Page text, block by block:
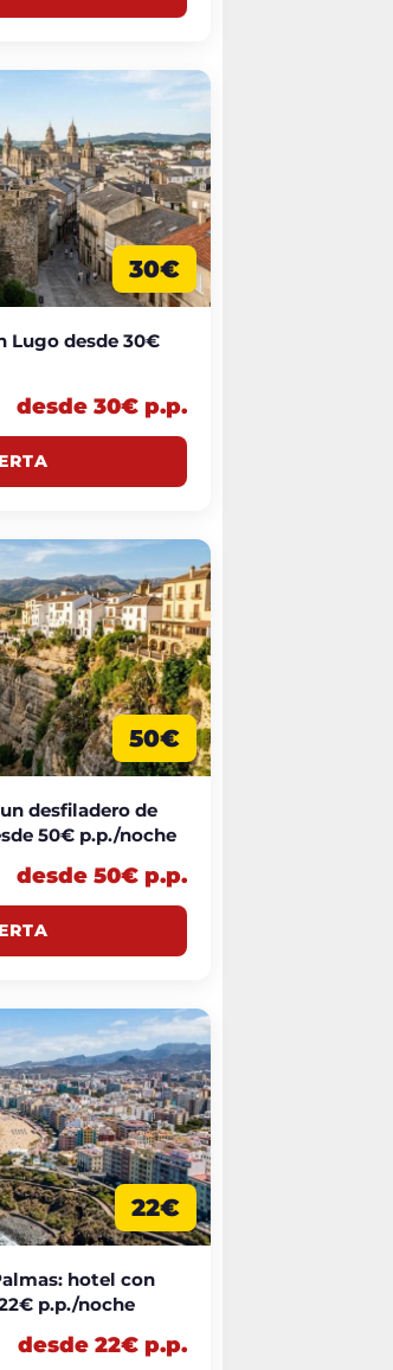
30€
Lugo desde 30€
desde 30€ p.p.
50€
desfiladero de
50€ p.p./noche
desde 50€ p.p.
22€
hotel con
p.p./noche
desde 22€ p.p.